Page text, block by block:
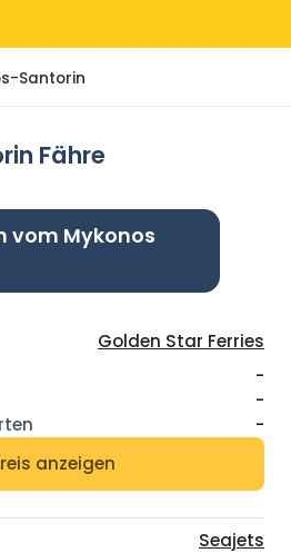
Santorin
Fähre
vom Mykonos
Golden Star Ferries
-
-
-
anzeigen
Seajets